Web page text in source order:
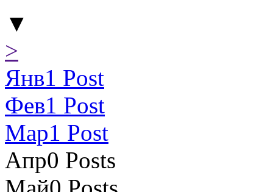
▼
>
Янв1 Post
Фев1 Post
Мар1 Post
Апр0 Posts